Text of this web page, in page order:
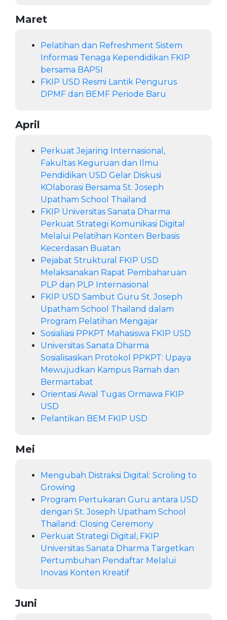
Maret
Pelatihan dan Refreshment Sistem
Informasi Tenaga Kependidikan FKIP
bersama BAPSI
FKIP USD Resmi Lantik Pengurus
DPMF dan BEMF Periode Baru
April
Perkuat Jejaring Internasional,
Fakultas Keguruan dan Ilmu
Pendidikan USD Gelar Diskusi
KOlaborasi Bersama St. Joseph
Upatham School Thailand
FKIP Universitas Sanata Dharma
Perkuat Strategi Komunikasi Digital
Melalui Pelatihan Konten Berbasis
Kecerdasan Buatan
Pejabat Struktural FKIP USD
Melaksanakan Rapat Pembaharuan
PLP dan PLP Internasional
FKIP USD Sambut Guru St. Joseph
Upatham School Thailand dalam
Program Pelatihan Mengajar
Sosialiasi PPKPT Mahasiswa FKIP USD
Universitas Sanata Dharma
Sosialisasikan Protokol PPKPT: Upaya
Mewujudkan Kampus Ramah dan
Bermartabat
Orientasi Awal Tugas Ormawa FKIP
USD
Pelantikan BEM FKIP USD
Mei
Mengubah Distraksi Digital: Scroling to
Growing
Program Pertukaran Guru antara USD
dengan St. Joseph Upatham School
Thailand: Closing Ceremony
Perkuat Strategi Digital, FKIP
Universitas Sanata Dharma Targetkan
Pertumbuhan Pendaftar Melalui
Inovasi Konten Kreatif
Juni